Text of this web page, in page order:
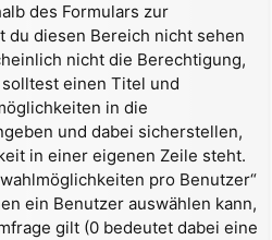
des Formulars zur
du diesen Bereich nicht sehen
nicht die Berechtigung,
einen Titel und
in die
und dabei sicherstellen,
in einer eigenen Zeile steht.
pro Benutzer“
ein Benutzer auswählen kann,
gilt (0 bedeutet dabei eine